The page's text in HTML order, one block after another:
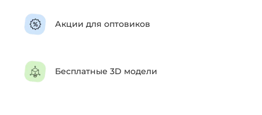
Акции для оптовиков
Бесплатные 3D модели